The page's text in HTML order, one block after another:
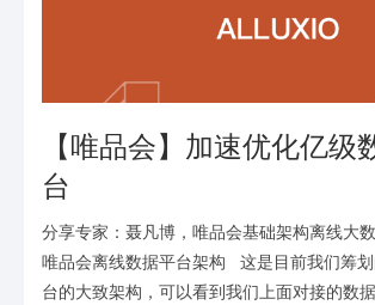
【唯品会】加速优化亿级
台
分享专家：聂凡博，唯品会基础架构离线大
唯品会离线数据平台架构 这是目前我们筹
台的大致架构，可以看到我们上面对接的数